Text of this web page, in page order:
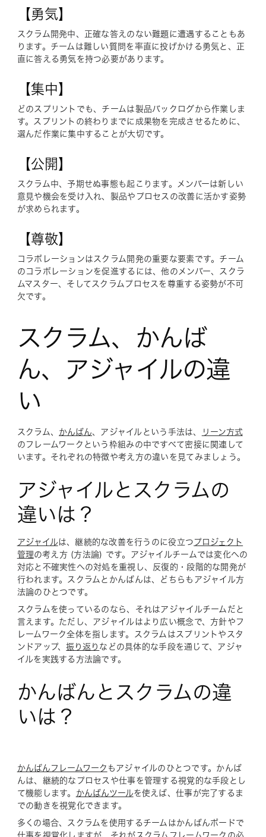
【勇気】
スクラム開発中、正確な答えのない難題に遭遇することもあ
ります。チームは難しい質問を率直に投げかける勇気と、正
直に答える勇気を持つ必要があります。
【集中】
どのスプリントでも、チームは製品バックログから作業しま
す。スプリントの終わりまでに成果物を完成させるために、
選んだ作業に集中することが大切です。
【公開】
スクラム中、予期せぬ事態も起こります。メンバーは新しい
意見や機会を受け入れ、製品やプロセスの改善に活かす姿勢
が求められます。
【尊敬】
コラボレーションはスクラム開発の重要な要素です。チーム
のコラボレーションを促進するには、他のメンバー、スクラ
ムマスター、そしてスクラムプロセスを尊重する姿勢が不可
欠です。
スクラム、かんば
ん、アジャイルの違
い
スクラム、 かんばん、アジャイルという手法は、
リーン方式
のフレームワークという枠組みの中ですべて密接に関連して
います。それぞれの特徴や考え方の違いを見てみましょう。
アジャイルとスクラムの
違いは？
アジャイルは、継続的な改善を行うのに役立つ プロジェクト
管理の考え方 (方法論) です。アジャイルチームでは変化への
対応と不確実性への対処を重視し、反復的・段階的な開発が
行われます。スクラムとかんばんは、どちらもアジャイル方
法論のひとつです。
スクラムを使っているのなら、それはアジャイルチームだと
言えます。ただし、アジャイルはより広い概念で、方針やフ
レームワーク全体を指します。スクラムはスプリントやスタ
ンドアップ、振り返り などの具体的な手段を通じて、アジャ
イルを実践する方法論です。
かんばんとスクラムの違
いは？
かんばんフレームワーク もアジャイルのひとつです。かんば
んは、継続的なプロセスや仕事を管理する視覚的な手段とし
て機能します。 かんばんツールを使えば、仕事が完了するま
での動きを視覚化できます。
多くの場合、スクラムを使用するチームはかんばんボードで
仕事を視覚化しますが、それがスクラムフレームワークの必